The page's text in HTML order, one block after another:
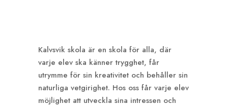
Kalvsvik skola är en skola för alla, där
varje elev ska känner trygghet, får
utrymme för sin kreativitet och behåller sin
naturliga vetgirighet. Hos oss får varje elev
möjlighet att utveckla sina intressen och